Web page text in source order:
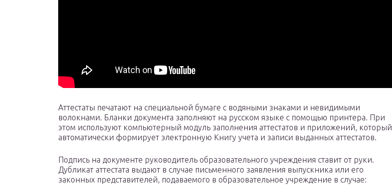
Аттестаты печатают на специальной бумаге с водяными знаками и невидимыми
волокнами. Бланки документа заполняют на русском языке с помощью принтера. При
этом используют компьютерный модуль заполнения аттестатов и приложений, который
автоматически формирует электронную Книгу учета и записи выданных аттестатов.
Подпись на документе руководитель образовательного учреждения ставит от руки.
Дубликат аттестата выдают в случае письменного заявления выпускника или его
законных представителей, подаваемого в образовательное учреждение в случае: